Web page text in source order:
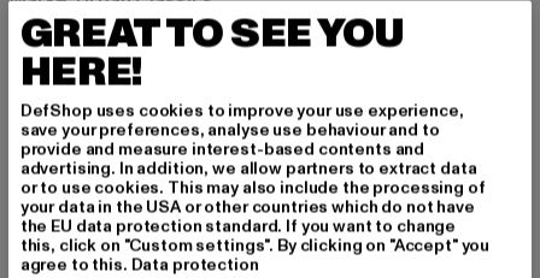
Kat.: Jogginghosen
Farbe: schwarz
Hersteller Farbe: black
Materialzusammensetzung: 100% Polyester
Art.Nr: TB7112-00007
Hersteller: TB International GmbH |info@tbint.de
Dr.-Robert-Murjahn-Straße 7 | 64372 Ober-Ramstadt |
DE
GREAT TO SEE YOU
HERE!
DefShop uses cookies to improve your use experience,
save your preferences, analyse use behaviour and to
provide and measure interest-based contents and
advertising. In addition, we allow partners to extract data
or to use cookies. This may also include the processing of
your data in the USA or other countries which do not have
the EU data protection standard. If you want to change
this, click on "Custom settings". By clicking on "Accept" you
agree to this. Data protection